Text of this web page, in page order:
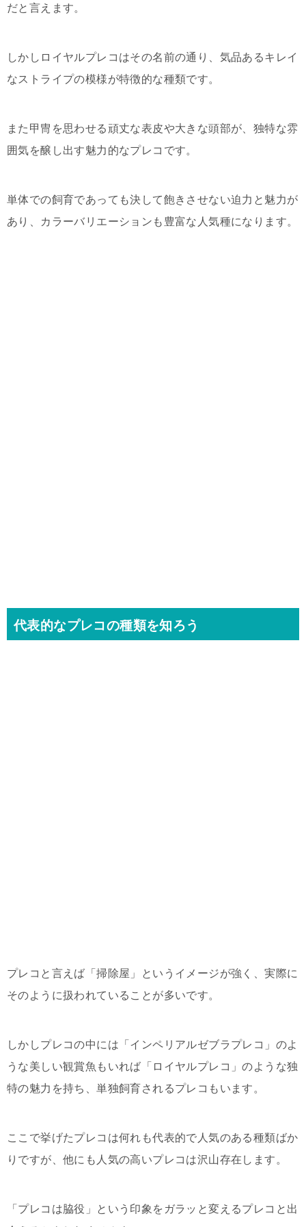
だと言えます。
しかしロイヤルプレコはその名前の通り、気品あるキレイ
なストライプの模様が特徴的な種類です。
また甲冑を思わせる頑丈な表皮や大きな頭部が、独特な雰
囲気を醸し出す魅力的なプレコです。
単体での飼育であっても決して飽きさせない迫力と魅力が
あり、カラーバリエーションも豊富な人気種になります。
代表的なプレコの種類を知ろう
プレコと言えば「掃除屋」というイメージが強く、実際に
そのように扱われていることが多いです。
しかしプレコの中には「インペリアルゼブラプレコ」のよ
うな美しい観賞魚もいれば「ロイヤルプレコ」のような独
特の魅力を持ち、単独飼育されるプレコもいます。
ここで挙げたプレコは何れも代表的で人気のある種類ばか
りですが、他にも人気の高いプレコは沢山存在します。
「プレコは脇役」という印象をガラッと変えるプレコと出